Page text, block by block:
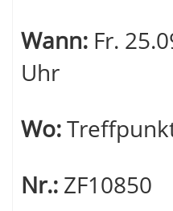
Wann: Fr.
Uhr
Wo:
Nr.: ZF10850